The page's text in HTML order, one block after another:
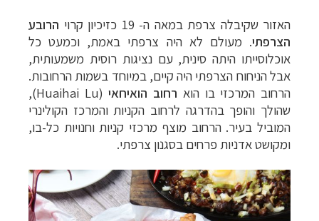
האזור שקיבלה צרפת במאה ה- 19 כזיכיון קרוי
הרובע
הצרפתי. מעולם לא היה צרפתי באמת, וכמעט כל
אוכלוסייתו היתה סינית, עם נציגות רוסית משמעותית,
אבל הניחוח הצרפתי היה קיים, במיוחד בשמות הרחובות.
הרחוב המרכזי בו הוא רחוב הואיחאי(
Huaihai Lu
),
שהולך והופך בהדרגה לרחוב הקניות והמרכז הקולינרי
המוביל בעיר. הרחוב מוצף מרכזי קניות וחנויות כל-בו,
ומקושט אדניות פרחים בסגנון צרפתי.
טיולים למזרח הרחוק
לחצו לרשימת יעדים »
טיולים לפולינזיה הצרפתית
לחצו לפרטים »
טיולים לאוסטרליה וניו זילנד לחצו לרשימת
ההצעות »